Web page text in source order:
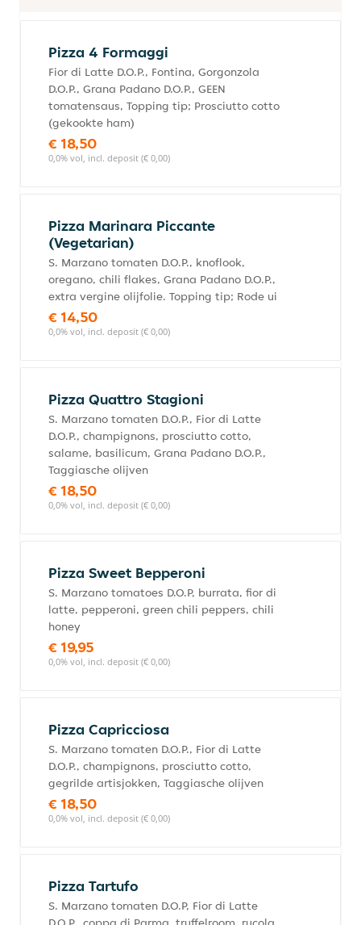
Pizza 4 Formaggi
Fior di Latte D.O.P., Fontina, Gorgonzola
D.O.P., Grana Padano D.O.P., GEEN
tomatensaus, Topping tip; Prosciutto cotto
(gekookte ham)
€ 18,50
0,0% vol, incl. deposit (€ 0,00)
Pizza Marinara Piccante
(Vegetarian)
S. Marzano tomaten D.O.P., knoflook,
oregano, chili flakes, Grana Padano D.O.P.,
extra vergine olijfolie. Topping tip; Rode ui
€ 14,50
0,0% vol, incl. deposit (€ 0,00)
Pizza Quattro Stagioni
S. Marzano tomaten D.O.P., Fior di Latte
D.O.P., champignons, prosciutto cotto,
salame, basilicum, Grana Padano D.O.P.,
Taggiasche olijven
€ 18,50
0,0% vol, incl. deposit (€ 0,00)
Pizza Sweet Bepperoni
S. Marzano tomatoes D.O.P, burrata, fior di
latte, pepperoni, green chili peppers, chili
honey
€ 19,95
0,0% vol, incl. deposit (€ 0,00)
Pizza Capricciosa
S. Marzano tomaten D.O.P., Fior di Latte
D.O.P., champignons, prosciutto cotto,
gegrilde artisjokken, Taggiasche olijven
€ 18,50
0,0% vol, incl. deposit (€ 0,00)
Pizza Tartufo
S. Marzano tomaten D.O.P, Fior di Latte